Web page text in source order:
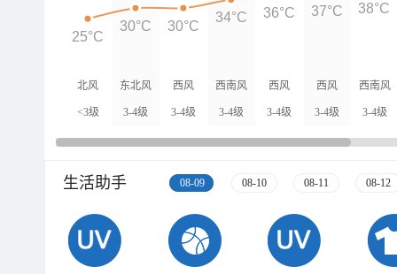
北风
<3级
东北风
3-4级
西风
3-4级
西南风
3-4级
西风
3-4级
西风
3-4级
西南风
3-4级
25°C
30°C 30°C
34°C 36°C 37°C 38°C
生活助手 08-09 08-10 08-11 08-12